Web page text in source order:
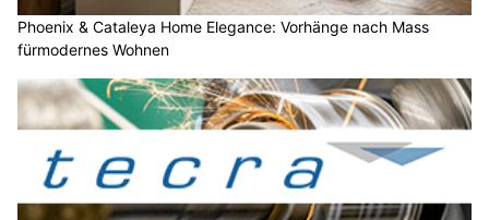
Phoenix & Cataleya Home Elegance: Vorhänge nach Mass
fürmodernes Wohnen